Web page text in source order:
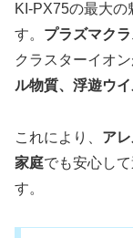
KI-PX75の最大
す。 プラズマク
クラスターイオ
ル物質、浮遊ウ
これにより、 ア
家庭でも安心し
す。